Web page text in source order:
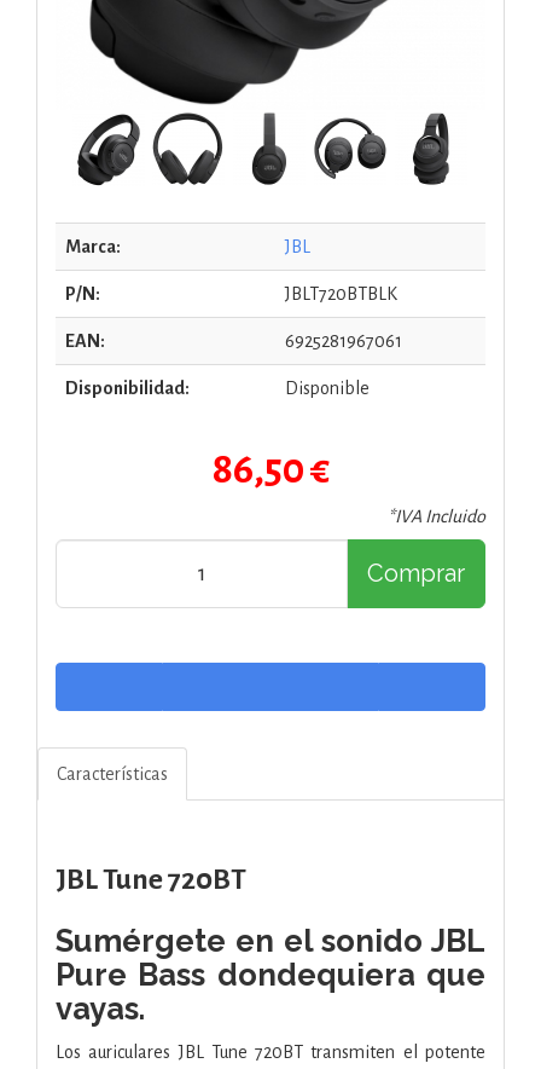
Marca: JBL
P/N: JBLT720BTBLK
EAN: 6925281967061
Disponibilidad: Disponible
86,50 €
*IVA Incluido
Comprar
Características
JBL Tune 720BT
Sumérgete en el sonido JBL
Pure Bass dondequiera que
vayas.
Los auriculares JBL Tune 720BT transmiten el potente